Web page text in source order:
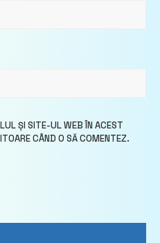
ȘI SITE-UL WEB ÎN ACEST
CÂND O SĂ COMENTEZ.